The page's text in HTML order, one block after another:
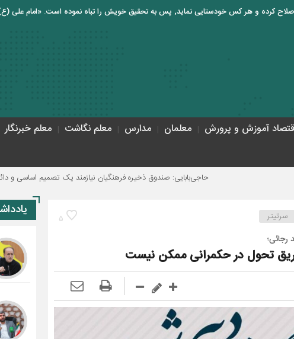
آموزش و پرورش معلمان مدارس معلم نگاشت
معلم خبرنگار
حاجی‌بابایی: صندوق ذخیره فرهنگیان نیازمند یک تصمیم اساسی و دائمی است
5 سرتیتر
تحول در حکمرانی ممکن نیست